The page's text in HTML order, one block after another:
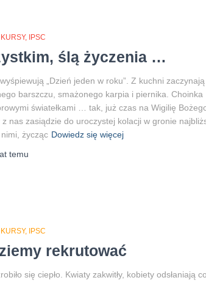
IPSC
ślą życzenia …
„Dzień jeden w roku”. Z kuchni zaczynają
barszczu, smażonego karpia i piernika. Choinka
światełkami … tak, już czas na Wigilię
nas zasiądzie do uroczystej kolacji w gronie
nimi, życząc Dowiedz się więcej
temu
IPSC
rekrutować
się ciepło. Kwiaty zakwitły, kobiety odsłaniają